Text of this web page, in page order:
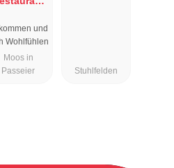
und
Wohlfühlen
Moos in
Passeier
Stuhlfelden